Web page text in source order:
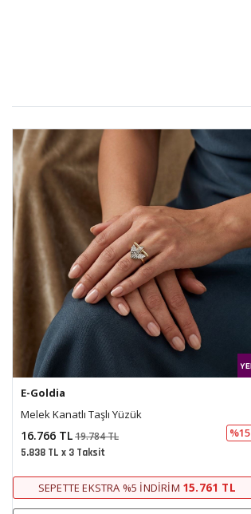
E-Goldia
Melek Kanatlı Taşlı Yüzük
16.766 TL19.784 TL %15
5.838 TL x 3 Taksit
SEPETTE EKSTRA %5 İNDIRIM 15.761 TL